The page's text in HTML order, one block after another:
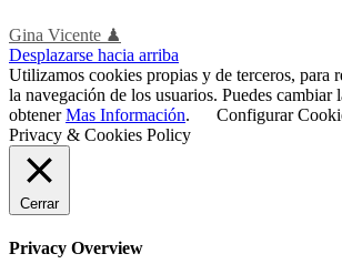
Gina Vicente ♟
Desplazarse hacia arriba
Utilizamos cookies propias y de terceros, para
la navegación de los usuarios. Puedes cambiar
obtenerMas Información. Configurar
Privacy & Cookies Policy
Cerrar
Privacy Overview